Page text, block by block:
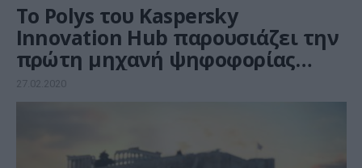
Το Polys του Kaspersky
Innovation Hub παρουσιάζει την
πρώτη μηχανή ψηφοφορίας
βασισμένη στο blockchain
27.02.2020